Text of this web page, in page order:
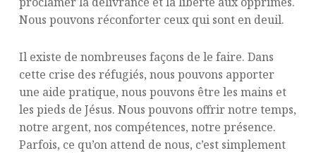
Nous pouvons réconforter ceux qui sont en deuil.
Il existe de nombreuses façons de le faire. Dans
cette crise des réfugiés, nous pouvons apporter
une aide pratique, nous pouvons être les mains et
les pieds de Jésus. Nous pouvons offrir notre temps,
notre argent, nos compétences, notre présence.
Parfois, ce qu’on attend de nous, c’est simplement